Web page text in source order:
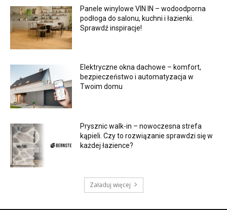
Panele winylowe VIN IN – wodoodporna
podłoga do salonu, kuchni i łazienki.
Sprawdź inspiracje!
Elektryczne okna dachowe – komfort,
bezpieczeństwo i automatyzacja w
Twoim domu
Prysznic walk-in – nowoczesna strefa
kąpieli. Czy to rozwiązanie sprawdzi się w
każdej łazience?
Załaduj więcej